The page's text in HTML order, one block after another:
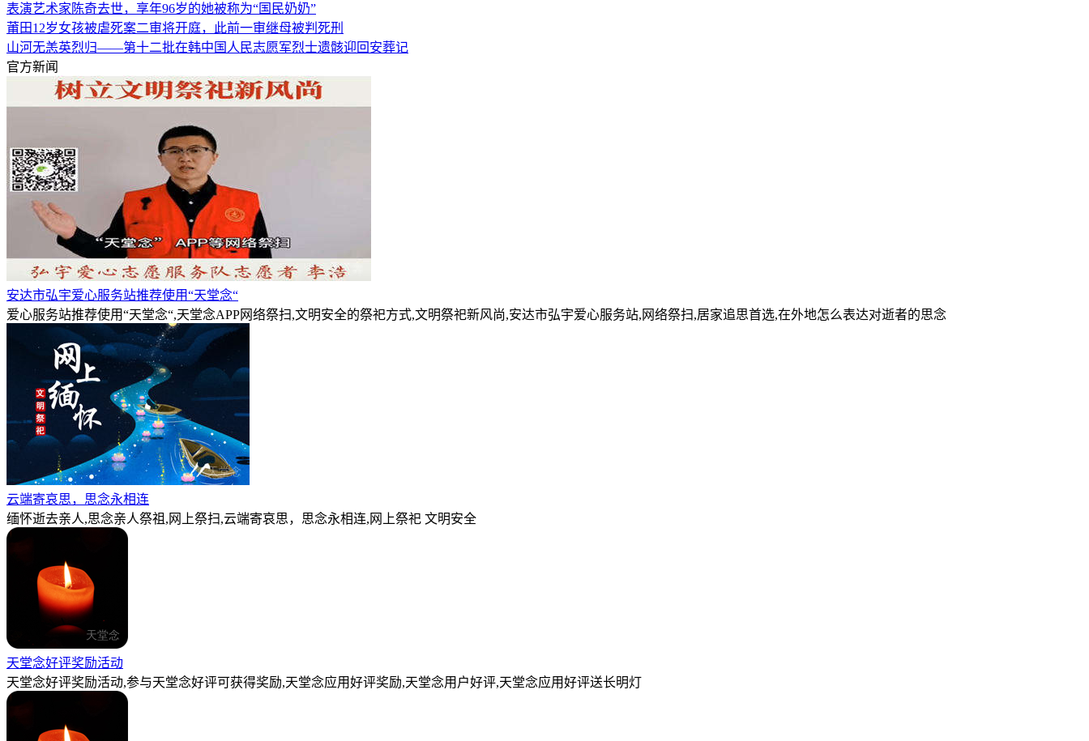
表演艺术家陈奇去世，享年96岁的她被称为“国民奶奶”
莆田12岁女孩被虐死案二审将开庭，此前一审继母被判死刑
山河无恙英烈归——第十二批在韩中国人民志愿军烈士遗骸迎回安葬记
官方新闻
安达市弘宇爱心服务站推荐使用“天堂念“
爱心服务站推荐使用“天堂念“,天堂念APP网络祭扫,文明安全的祭祀方式,文明祭祀新风尚,安达市弘宇爱心服务站,网络祭扫,居家追思首选,在外地怎么表达对逝者的思念
云端寄哀思，思念永相连
缅怀逝去亲人,思念亲人祭祖,网上祭扫,云端寄哀思，思念永相连,网上祭祀 文明安全
天堂念好评奖励活动
天堂念好评奖励活动,参与天堂念好评可获得奖励,天堂念应用好评奖励,天堂念用户好评,天堂念应用好评送长明灯